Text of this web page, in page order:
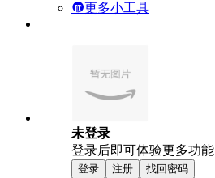
更多小工具
未登录
登录后即可体验更多功能
登录 注册 找回密码